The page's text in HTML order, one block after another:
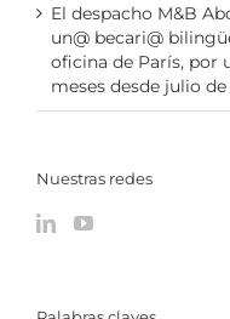
El despacho M&B
un@ becari@
oficina de París, por
meses desde julio de
Nuestras redes